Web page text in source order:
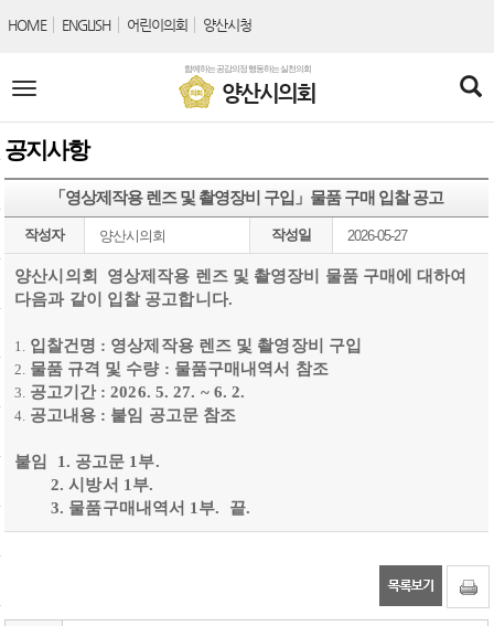
함께하는 공감의정 행동하는 실천의회
양산시의회
HOME ENGLISH 어린이의회 양산시청
전
메
뉴
공지사항
「영상제작용 렌즈 및 촬영장비 구입」물품 구매 입찰 공고
작성자 양산시의회 작성일 2026-05-27
양산시의회 영상제작용 렌즈 및 촬영장비 물품 구매에 대하여
다음과 같이 입찰 공고합니다.
입찰건명 : 영상제작용 렌즈 및 촬영장비 구입
물품 규격 및 수량 : 물품구매내역서 참조
공고기간 : 2026. 5. 27. ~ 6. 2.
공고내용 : 붙임 공고문 참조
붙임 1. 공고문 1부.
2. 시방서 1부.
3. 물품구매내역서 1부. 끝.